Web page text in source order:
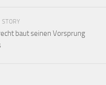
STORY
baut seinen Vorsprung